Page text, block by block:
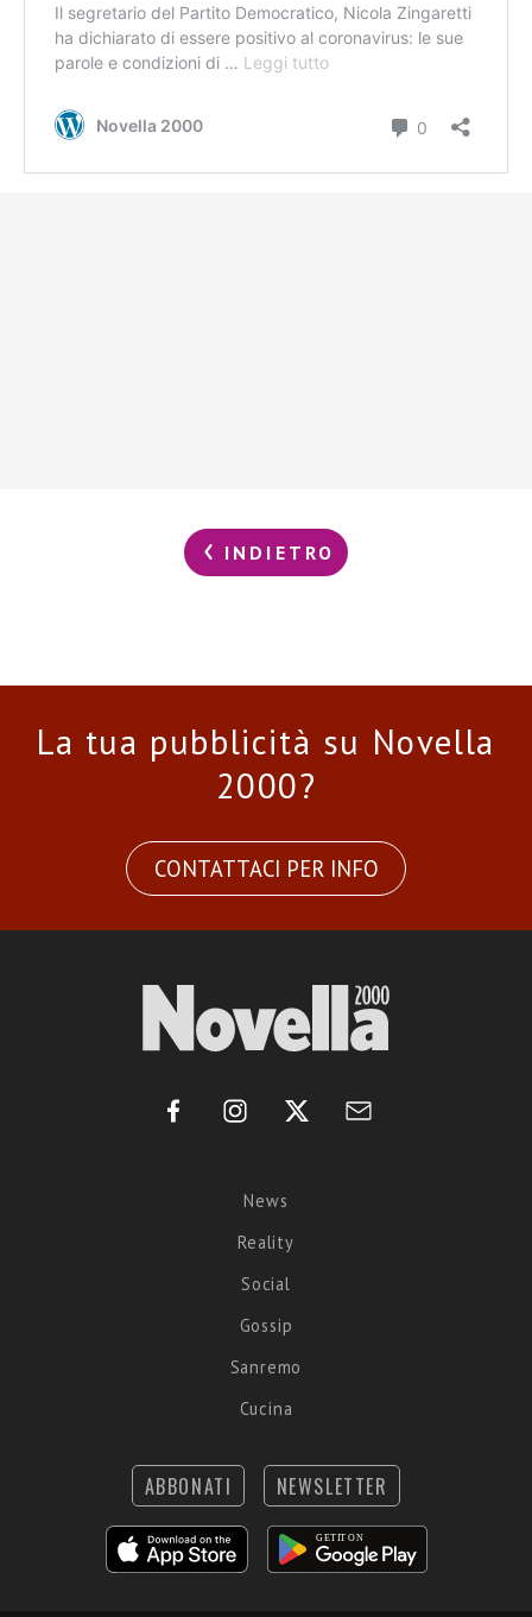
INDIETRO
La tua pubblicità su Novella
2000?
CONTATTACI PER INFO
News
Reality
Social
Gossip
Sanremo
Cucina
ABBONATI NEWSLETTER